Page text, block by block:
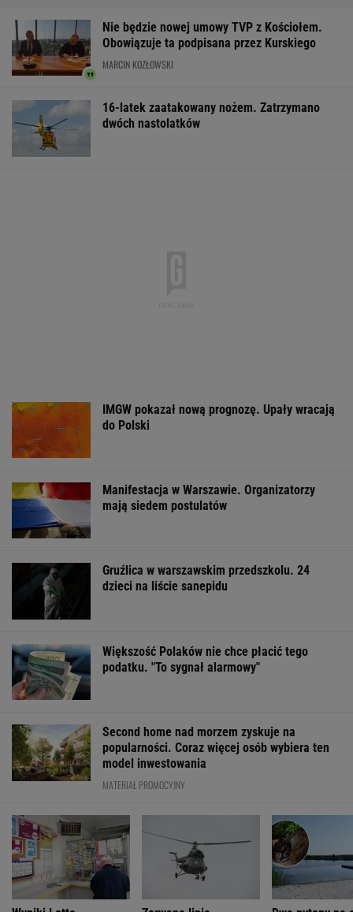
Nie będzie nowej umowy TVP z Kościołem.
Obowiązuje ta podpisana przez Kurskiego
MARCIN KOZŁOWSKI
16-latek zaatakowany nożem. Zatrzymano
dwóch nastolatków
IMGW pokazał nową prognozę. Upały wracają
do Polski
Manifestacja w Warszawie. Organizatorzy
mają siedem postulatów
Gruźlica w warszawskim przedszkolu. 24
dzieci na liście sanepidu
Większość Polaków nie chce płacić tego
podatku. "To sygnał alarmowy"
Second home nad morzem zyskuje na
popularności. Coraz więcej osób wybiera ten
model inwestowania
MATERIAŁ PROMOCYJNY